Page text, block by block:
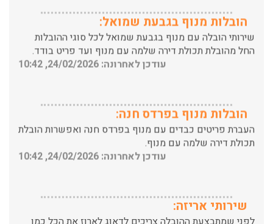
שירותי הובלה עם מנוף בגבעת שמואל לכל סוגי ההובלות
החל מהובלת תכולת דירה שלמה עם מנוף ועד פריט בודד.
עודכן לאחרונה: 24/02/2026, 10:42
העברת פריטים כבדים עם מנוף בפרדס חנה ואפשרות הובלת
תכולת דירה שלמה עם מנוף.
עודכן לאחרונה: 24/02/2026, 10:42
לפני שמתבצעת ההובלה צריכים לדאוג לארוז את הכל כמו
שצריך! פורטל המובילים בישראל מציע לכם שירותי אריזה
ברמה הגבוהה ביותר, לקבלת הצעת מחיר כנסו עכשיו